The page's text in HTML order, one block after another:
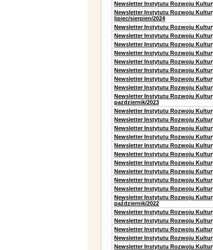
Newsletter Instytutu Rozwoju
Newsletter Instytutu Rozwoju
lipiec/sierpien/2024
Newsletter Instytutu Rozwoju
Newsletter Instytutu Rozwoju
Newsletter Instytutu Rozwoju
Newsletter Instytutu Rozwoju
Newsletter Instytutu Rozwoju
Newsletter Instytutu Rozwoju
Newsletter Instytutu Rozwoju
Newsletter Instytutu Rozwoju
Newsletter Instytutu Rozwoju
pazdziernik/2023
Newsletter Instytutu Rozwoju
Newsletter Instytutu Rozwoju
Newsletter Instytutu Rozwoju
Newsletter Instytutu Rozwoju
Newsletter Instytutu Rozwoju
Newsletter Instytutu Rozwoju
Newsletter Instytutu Rozwoju
Newsletter Instytutu Rozwoju
Newsletter Instytutu Rozwoju
Newsletter Instytutu Rozwoju
Newsletter Instytutu Rozwoju
październik/2022
Newsletter Instytutu Rozwoju
Newsletter Instytutu Rozwoju
Newsletter Instytutu Rozwoju
Newsletter Instytutu Rozwoju
Newsletter Instytutu Rozwoju